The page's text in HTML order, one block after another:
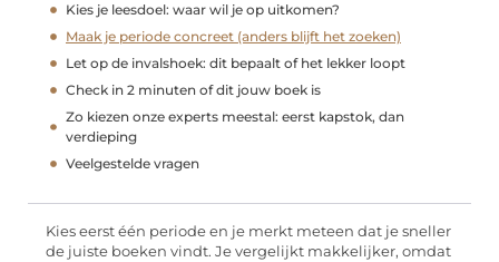
Kies je leesdoel: waar wil je op uitkomen?
Maak je periode concreet (anders blijft het zoeken)
Let op de invalshoek: dit bepaalt of het lekker loopt
Check in 2 minuten of dit jouw boek is
Zo kiezen onze experts meestal: eerst kapstok, dan
verdieping
Veelgestelde vragen
Kies eerst één periode en je merkt meteen dat je sneller
de juiste boeken vindt. Je vergelijkt makkelijker, omdat